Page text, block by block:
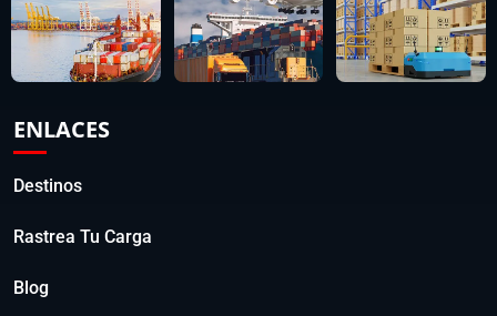
ENLACES
Destinos
Rastrea Tu Carga
Blog